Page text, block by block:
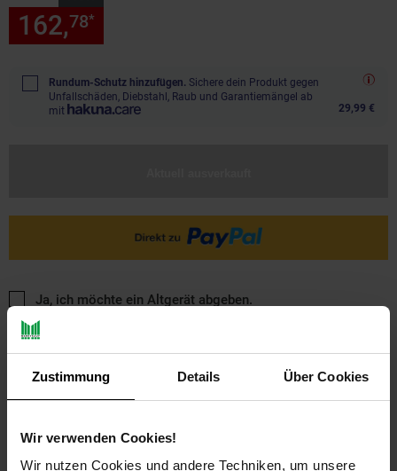
Zustimmung Details Über Cookies
Wir verwenden Cookies!
Wir nutzen Cookies und andere Techniken, um unsere
162,78*
Rundum-Schutz hinzufügen. Sichere dein Produkt gegen
Unfallschäden, Diebstahl, Raub und Garantiemängel ab
mit
29,99 €
Ja, ich möchte ein Altgerät abgeben.
PAYBACK